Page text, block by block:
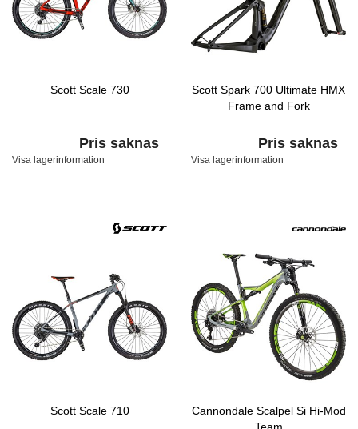
Scott Scale 730
Pris saknas
Visa lagerinformation
Scott Spark 700 Ultimate HMX
Frame and Fork
Pris saknas
Visa lagerinformation
Scott Scale 710
Cannondale Scalpel Si Hi-Mod